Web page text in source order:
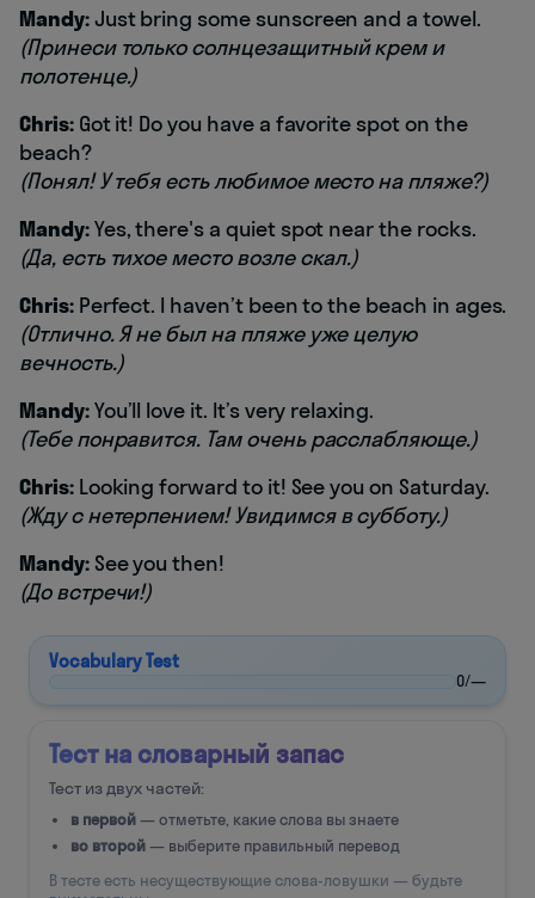
Mandy:Just bring some sunscreen and a towel.
(Принеси только солнцезащитный крем и
полотенце.)
Chris:Got it! Do you have a favorite spot on the
beach?
(Понял! У тебя есть любимое место на пляже?)
Mandy:Yes, there's a quiet spot near the rocks.
(Да, есть тихое место возле скал.)
Chris:Perfect. I haven’t been to the beach in ages.
(Отлично. Я не был на пляже уже целую
вечность.)
Mandy:You’ll love it. It’s very relaxing.
(Тебе понравится. Там очень расслабляюще.)
Chris:Looking forward to it! See you on Saturday.
(Жду с нетерпением! Увидимся в субботу.)
Mandy:See you then!
(До встречи!)